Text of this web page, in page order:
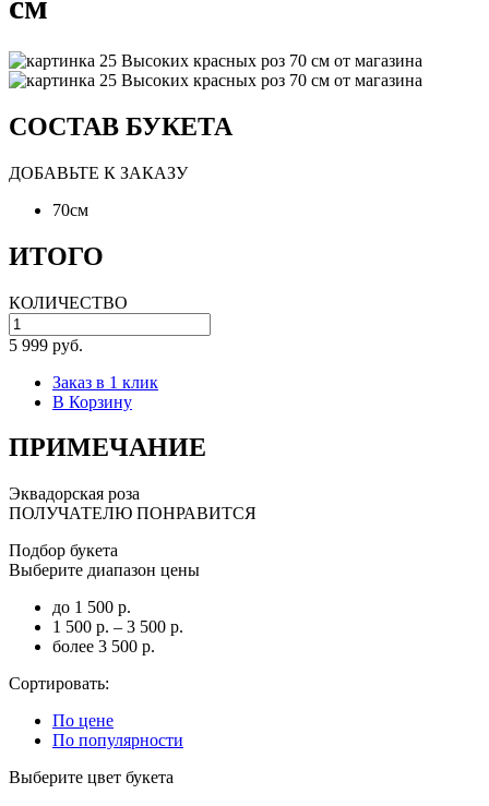
СОСТАВ БУКЕТА
ДОБАВЬТЕ К ЗАКАЗУ
70см
ИТОГО
КОЛИЧЕСТВО
5 999 руб.
Заказ в 1 клик
В Корзину
ПРИМЕЧАНИЕ
Эквадорская роза
ПОЛУЧАТЕЛЮ ПОНРАВИТСЯ
Подбор букета
Выберите диапазон цены
до 1 500 р.
1 500 р. – 3 500 р.
более 3 500 р.
Сортировать:
По цене
По популярности
Выберите цвет букета